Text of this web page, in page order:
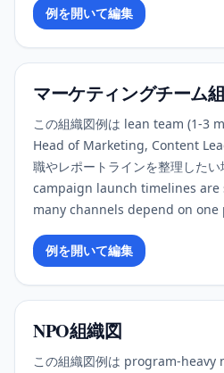
例を開いて編集
マーケティングチーム
この組織図例は lean team (1-3
Head of Marketing, Content
職やレポートラインを整理したい
campaign launch timelines
many channels depend on one
例を開いて編集
NPO組織図
この組織図例は program-heavy